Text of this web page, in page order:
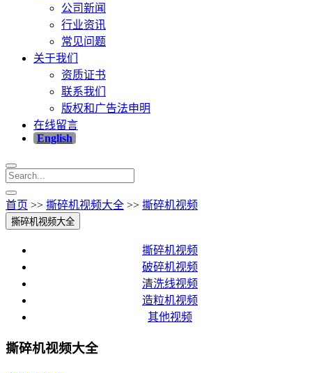
公司新闻
行业资讯
常见问题
关于我们
资质证书
联系我们
版权和广告法申明
在线留言
English
首页 >> 撕碎机视频大全 >> 撕碎机视频
撕碎机视频大全
撕碎机视频
破碎机视频
清洗线视频
造粒机视频
其他视频
撕碎机视频大全